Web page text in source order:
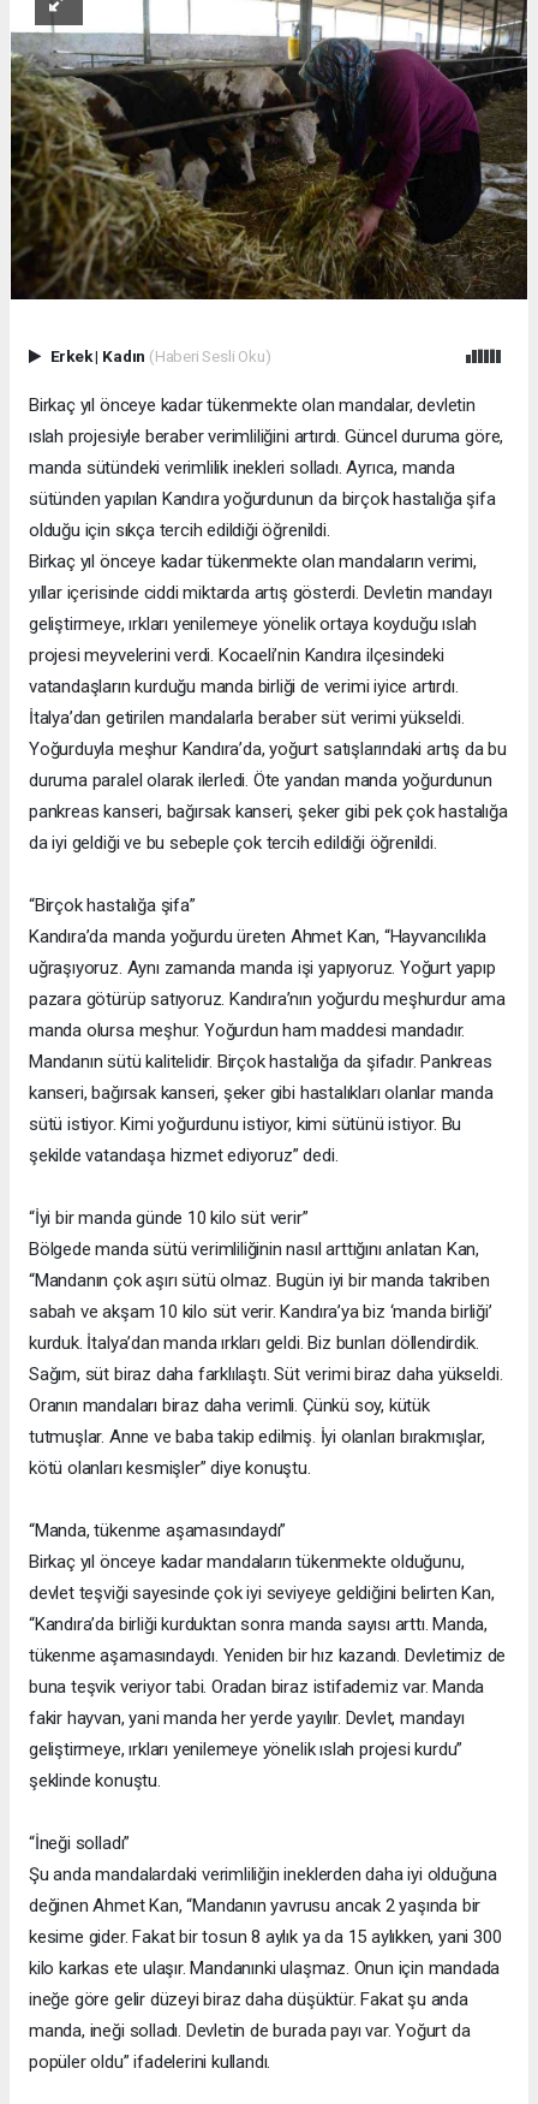
Erkek| Kadın (Haberi Sesli Oku)
Birkaç yıl önceye kadar tükenmekte olan mandalar, devletin
ıslah projesiyle beraber verimliliğini artırdı. Güncel duruma göre,
manda sütündeki verimlilik inekleri solladı. Ayrıca, manda
sütünden yapılan Kandıra yoğurdunun da birçok hastalığa şifa
olduğu için sıkça tercih edildiği öğrenildi.
Birkaç yıl önceye kadar tükenmekte olan mandaların verimi,
yıllar içerisinde ciddi miktarda artış gösterdi. Devletin mandayı
geliştirmeye, ırkları yenilemeye yönelik ortaya koyduğu ıslah
projesi meyvelerini verdi. Kocaeli’nin Kandıra ilçesindeki
vatandaşların kurduğu manda birliği de verimi iyice artırdı.
İtalya’dan getirilen mandalarla beraber süt verimi yükseldi.
Yoğurduyla meşhur Kandıra’da, yoğurt satışlarındaki artış da bu
duruma paralel olarak ilerledi. Öte yandan manda yoğurdunun
pankreas kanseri, bağırsak kanseri, şeker gibi pek çok hastalığa
da iyi geldiği ve bu sebeple çok tercih edildiği öğrenildi.
“Birçok hastalığa şifa”
Kandıra’da manda yoğurdu üreten Ahmet Kan, “Hayvancılıkla
uğraşıyoruz. Aynı zamanda manda işi yapıyoruz. Yoğurt yapıp
pazara götürüp satıyoruz. Kandıra’nın yoğurdu meşhurdur ama
manda olursa meşhur. Yoğurdun ham maddesi mandadır.
Mandanın sütü kalitelidir. Birçok hastalığa da şifadır. Pankreas
kanseri, bağırsak kanseri, şeker gibi hastalıkları olanlar manda
sütü istiyor. Kimi yoğurdunu istiyor, kimi sütünü istiyor. Bu
şekilde vatandaşa hizmet ediyoruz” dedi.
“İyi bir manda günde 10 kilo süt verir”
Bölgede manda sütü verimliliğinin nasıl arttığını anlatan Kan,
“Mandanın çok aşırı sütü olmaz. Bugün iyi bir manda takriben
sabah ve akşam 10 kilo süt verir. Kandıra’ya biz ‘manda birliği’
kurduk. İtalya’dan manda ırkları geldi. Biz bunları döllendirdik.
Sağım, süt biraz daha farklılaştı. Süt verimi biraz daha yükseldi.
Oranın mandaları biraz daha verimli. Çünkü soy, kütük
tutmuşlar. Anne ve baba takip edilmiş. İyi olanları bırakmışlar,
kötü olanları kesmişler” diye konuştu.
“Manda, tükenme aşamasındaydı”
Birkaç yıl önceye kadar mandaların tükenmekte olduğunu,
devlet teşviği sayesinde çok iyi seviyeye geldiğini belirten Kan,
“Kandıra’da birliği kurduktan sonra manda sayısı arttı. Manda,
tükenme aşamasındaydı. Yeniden bir hız kazandı. Devletimiz de
buna teşvik veriyor tabi. Oradan biraz istifademiz var. Manda
fakir hayvan, yani manda her yerde yayılır. Devlet, mandayı
geliştirmeye, ırkları yenilemeye yönelik ıslah projesi kurdu”
şeklinde konuştu.
“İneği solladı”
Şu anda mandalardaki verimliliğin ineklerden daha iyi olduğuna
değinen Ahmet Kan, “Mandanın yavrusu ancak 2 yaşında bir
kesime gider. Fakat bir tosun 8 aylık ya da 15 aylıkken, yani 300
kilo karkas ete ulaşır. Mandanınki ulaşmaz. Onun için mandada
ineğe göre gelir düzeyi biraz daha düşüktür. Fakat şu anda
manda, ineği solladı. Devletin de burada payı var. Yoğurt da
popüler oldu” ifadelerini kullandı.